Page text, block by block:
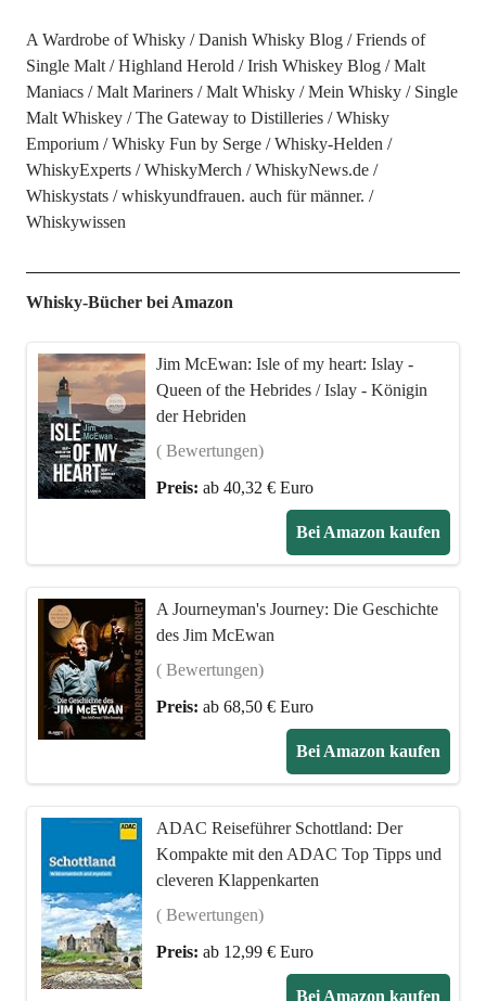
A Wardrobe of Whisky Danish Whisky Blog
Friends of
Single Malt
Highland Herold Irish Whiskey Blog
Malt
Maniacs
Malt Mariners Malt Whisky Mein Whisky
Single
Malt Whiskey
The Gateway to Distilleries
Whisky
Emporium
Whisky Fun by Serge
Whisky-Helden
WhiskyExperts
WhiskyMerch
WhiskyNews.de
Whiskystats
whiskyundfrauen. auch für männer.
Whiskywissen
Whisky-Bücher bei Amazon
Jim McEwan: Isle of my heart: Islay -
Queen of the Hebrides / Islay - Königin
der Hebriden
( Bewertungen)
Preis: ab 40,32 € Euro
Bei Amazon kaufen
A Journeyman's Journey: Die Geschichte
des Jim McEwan
( Bewertungen)
Preis: ab 68,50 € Euro
Bei Amazon kaufen
ADAC Reiseführer Schottland: Der
Kompakte mit den ADAC Top Tipps und
cleveren Klappenkarten
( Bewertungen)
Preis: ab 12,99 € Euro
Bei Amazon kaufen